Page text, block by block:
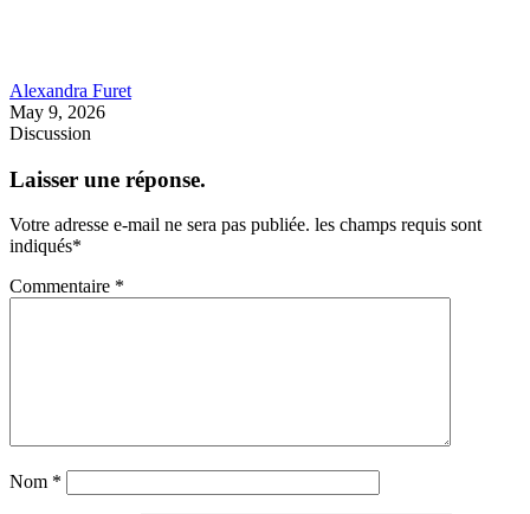
Alexandra Furet
May 9, 2026
Discussion
Laisser une réponse.
Votre adresse e-mail ne sera pas publiée. les champs requis sont
indiqués*
Commentaire *
Nom *